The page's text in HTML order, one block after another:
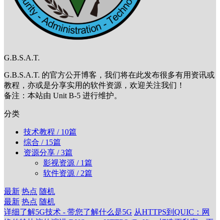
G.B.S.A.T.
G.B.S.A.T. 的官方公开博客，我们将在此发布很多有用资讯或
教程，亦或是分享实用的软件资源，欢迎关注我们！
备注：本站由 Unit B-5 进行维护。
分类
技术教程 / 10篇
综合 / 15篇
资源分享 / 3篇
影视资源 / 1篇
软件资源 / 2篇
最新 热点 随机
最新 热点 随机
详细了解5G技术 - 带您了解什么是5G 从HTTPS到QUIC：网